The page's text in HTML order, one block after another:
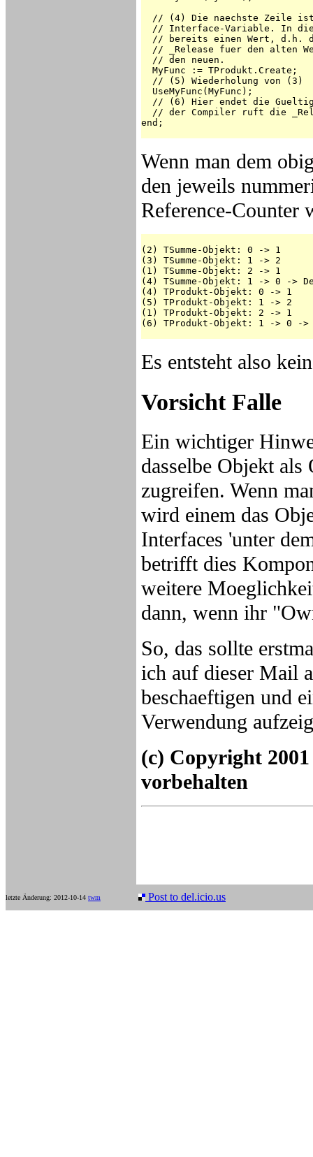
// (4) Die naechste Zeile
// Interface-Variable. In
// bereits einen Wert, d.h.
// _Release fuer den alten
  // den neuen.
  MyFunc := TProdukt.Create;
  // (5) Wiederholung von (3)
  UseMyFunc(MyFunc);
// (6) Hier endet die
// der Compiler ruft die
end;
Wenn man dem
den jeweils
Reference-
(2) TSumme-Objekt: 0 -> 1
(3) TSumme-Objekt: 1 -> 2
(1) TSumme-Objekt: 2 -> 1
(4) TSumme-Objekt: 1 -> 0 ->
(4) TProdukt-Objekt: 0 -> 1
(5) TProdukt-Objekt: 1 -> 2
(1) TProdukt-Objekt: 2 -> 1
(6) TProdukt-Objekt: 1 -> 0 -
Es entsteht also
Vorsicht Falle
Ein wichtiger
dasselbe Objekt
zugreifen. Wenn
wird einem das
Interfaces 'unter
betrifft dies
weitere
dann, wenn ihr
So, das sollte
ich auf dieser Mail
beschaeftigen und
Verwendung
(c) Copyright
vorbehalten
letzte Änderung: 2012-10-14 twm Post to del.icio.us